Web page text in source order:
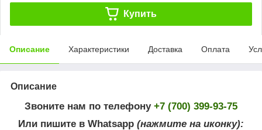
Купить
Описание Характеристики Доставка Оплата
Описание
Звоните нам по телефону +7 (700) 399-93-75
Или пишите в Whatsapp (нажмите на иконку):